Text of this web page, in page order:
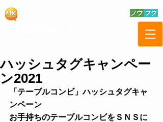
ハッシュタグキャンペー
ン2021
「テーブルコンビ」ハッシュタグキャ
ンペーン
お手持ちのテーブルコンビをＳＮＳに